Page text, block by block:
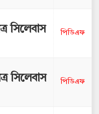
সিলেবাস
পিডিএফ
সিলেবাস
পিডিএফ